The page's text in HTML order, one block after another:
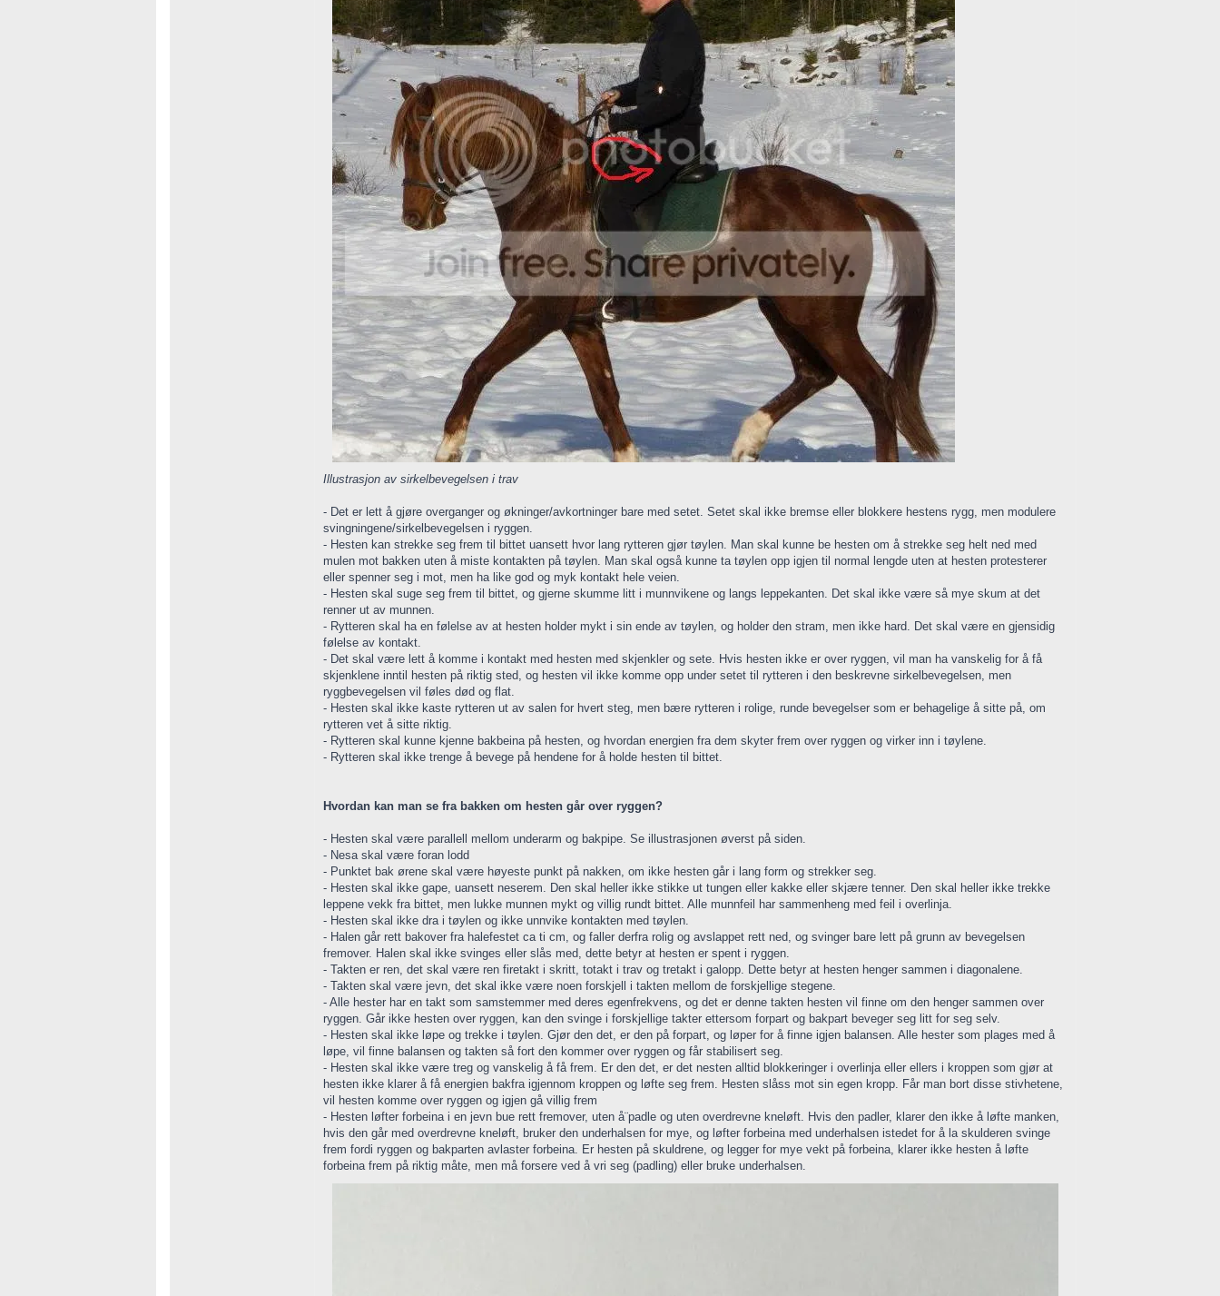
Illustrasjon av sirkelbevegelsen i trav
- Det er lett å gjøre overganger og økninger/avkortninger bare med setet. Setet skal ikke bremse eller blokkere hestens rygg, men modulere
svingningene/sirkelbevegelsen i ryggen.
- Hesten kan strekke seg frem til bittet uansett hvor lang rytteren gjør tøylen. Man skal kunne be hesten om å strekke seg helt ned med
mulen mot bakken uten å miste kontakten på tøylen. Man skal også kunne ta tøylen opp igjen til normal lengde uten at hesten protesterer
eller spenner seg i mot, men ha like god og myk kontakt hele veien.
- Hesten skal suge seg frem til bittet, og gjerne skumme litt i munnvikene og langs leppekanten. Det skal ikke være så mye skum at det
renner ut av munnen.
- Rytteren skal ha en følelse av at hesten holder mykt i sin ende av tøylen, og holder den stram, men ikke hard. Det skal være en gjensidig
følelse av kontakt.
- Det skal være lett å komme i kontakt med hesten med skjenkler og sete. Hvis hesten ikke er over ryggen, vil man ha vanskelig for å få
skjenklene inntil hesten på riktig sted, og hesten vil ikke komme opp under setet til rytteren i den beskrevne sirkelbevegelsen, men
ryggbevegelsen vil føles død og flat.
- Hesten skal ikke kaste rytteren ut av salen for hvert steg, men bære rytteren i rolige, runde bevegelser som er behagelige å sitte på, om
rytteren vet å sitte riktig.
- Rytteren skal kunne kjenne bakbeina på hesten, og hvordan energien fra dem skyter frem over ryggen og virker inn i tøylene.
- Rytteren skal ikke trenge å bevege på hendene for å holde hesten til bittet.
Hvordan kan man se fra bakken om hesten går over ryggen?
- Hesten skal være parallell mellom underarm og bakpipe. Se illustrasjonen øverst på siden.
- Nesa skal være foran lodd
- Punktet bak ørene skal være høyeste punkt på nakken, om ikke hesten går i lang form og strekker seg.
- Hesten skal ikke gape, uansett neserem. Den skal heller ikke stikke ut tungen eller kakke eller skjære tenner. Den skal heller ikke trekke
leppene vekk fra bittet, men lukke munnen mykt og villig rundt bittet. Alle munnfeil har sammenheng med feil i overlinja.
- Hesten skal ikke dra i tøylen og ikke unnvike kontakten med tøylen.
- Halen går rett bakover fra halefestet ca ti cm, og faller derfra rolig og avslappet rett ned, og svinger bare lett på grunn av bevegelsen
fremover. Halen skal ikke svinges eller slås med, dette betyr at hesten er spent i ryggen.
- Takten er ren, det skal være ren firetakt i skritt, totakt i trav og tretakt i galopp. Dette betyr at hesten henger sammen i diagonalene.
- Takten skal være jevn, det skal ikke være noen forskjell i takten mellom de forskjellige stegene.
- Alle hester har en takt som samstemmer med deres egenfrekvens, og det er denne takten hesten vil finne om den henger sammen over
ryggen. Går ikke hesten over ryggen, kan den svinge i forskjellige takter ettersom forpart og bakpart beveger seg litt for seg selv.
- Hesten skal ikke løpe og trekke i tøylen. Gjør den det, er den på forpart, og løper for å finne igjen balansen. Alle hester som plages med å
løpe, vil finne balansen og takten så fort den kommer over ryggen og får stabilisert seg.
- Hesten skal ikke være treg og vanskelig å få frem. Er den det, er det nesten alltid blokkeringer i overlinja eller ellers i kroppen som gjør at
hesten ikke klarer å få energien bakfra igjennom kroppen og løfte seg frem. Hesten slåss mot sin egen kropp. Får man bort disse stivhetene,
vil hesten komme over ryggen og igjen gå villig frem
- Hesten løfter forbeina i en jevn bue rett fremover, uten å¨padle og uten overdrevne kneløft. Hvis den padler, klarer den ikke å løfte manken,
hvis den går med overdrevne kneløft, bruker den underhalsen for mye, og løfter forbeina med underhalsen istedet for å la skulderen svinge
frem fordi ryggen og bakparten avlaster forbeina. Er hesten på skuldrene, og legger for mye vekt på forbeina, klarer ikke hesten å løfte
forbeina frem på riktig måte, men må forsere ved å vri seg (padling) eller bruke underhalsen.